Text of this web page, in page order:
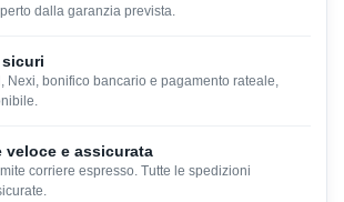
dalla garanzia prevista.
sicuri
Nexi, bonifico bancario e pagamento rateale,
veloce e assicurata
corriere espresso. Tutte le spedizioni